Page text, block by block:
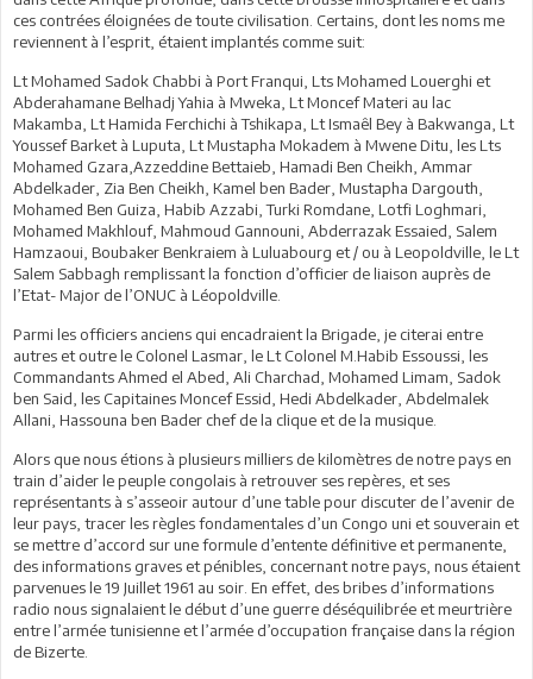
ces contrées éloignées de toute civilisation. Certains, dont les noms me
reviennent à l’esprit, étaient implantés comme suit:
Lt Mohamed Sadok Chabbi à Port Franqui, Lts Mohamed Louerghi et
Abderahamane Belhadj Yahia à Mweka, Lt Moncef Materi au lac
Makamba, Lt Hamida Ferchichi à Tshikapa, Lt Ismaêl Bey à Bakwanga, Lt
Youssef Barket à Luputa, Lt Mustapha Mokadem à Mwene Ditu, les Lts
Mohamed Gzara,Azzeddine Bettaieb, Hamadi Ben Cheikh, Ammar
Abdelkader, Zia Ben Cheikh, Kamel ben Bader, Mustapha Dargouth,
Mohamed Ben Guiza, Habib Azzabi, Turki Romdane, Lotfi Loghmari,
Mohamed Makhlouf, Mahmoud Gannouni, Abderrazak Essaied, Salem
Hamzaoui, Boubaker Benkraiem à Luluabourg et / ou à Leopoldville, le Lt
Salem Sabbagh remplissant la fonction d’officier de liaison auprès de
l’Etat- Major de l’ONUC à Léopoldville.
Parmi les officiers anciens qui encadraient la Brigade, je citerai entre
autres et outre le Colonel Lasmar, le Lt Colonel M.Habib Essoussi, les
Commandants Ahmed el Abed, Ali Charchad, Mohamed Limam, Sadok
ben Said, les Capitaines Moncef Essid, Hedi Abdelkader, Abdelmalek
Allani, Hassouna ben Bader chef de la clique et de la musique.
Alors que nous étions à plusieurs milliers de kilomètres de notre pays en
train d’aider le peuple congolais à retrouver ses repères, et ses
représentants à s’asseoir autour d’une table pour discuter de l’avenir de
leur pays, tracer les règles fondamentales d’un Congo uni et souverain et
se mettre d’accord sur une formule d’entente définitive et permanente,
des informations graves et pénibles, concernant notre pays, nous étaient
parvenues le 19 Juillet 1961 au soir. En effet, des bribes d’informations
radio nous signalaient le début d’une guerre déséquilibrée et meurtrière
entre l’armée tunisienne et l’armée d’occupation française dans la région
de Bizerte.